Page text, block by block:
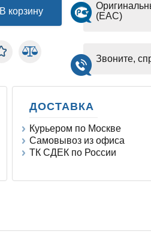
В корзину
(EAC)
Звоните,
ДОСТАВКА
Курьером по Москве
Самовывоз из офиса
ТК СДЕК по России